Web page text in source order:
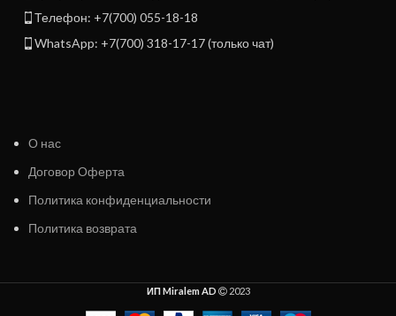
Телефон: +7(700) 055-18-18
WhatsApp: +7(700) 318-17-17 (только чат)
О нас
Договор Оферта
Политика конфиденциальности
Политика возврата
ИП Miralem AD 2023